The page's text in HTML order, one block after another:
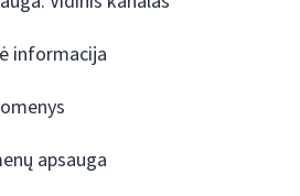
informacija
apsauga